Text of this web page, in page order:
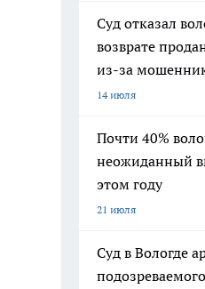
Суд отказал
возврате
из-за
14 июля
Почти 40%
неожиданный
этом году
21 июля
Суд в Вологде